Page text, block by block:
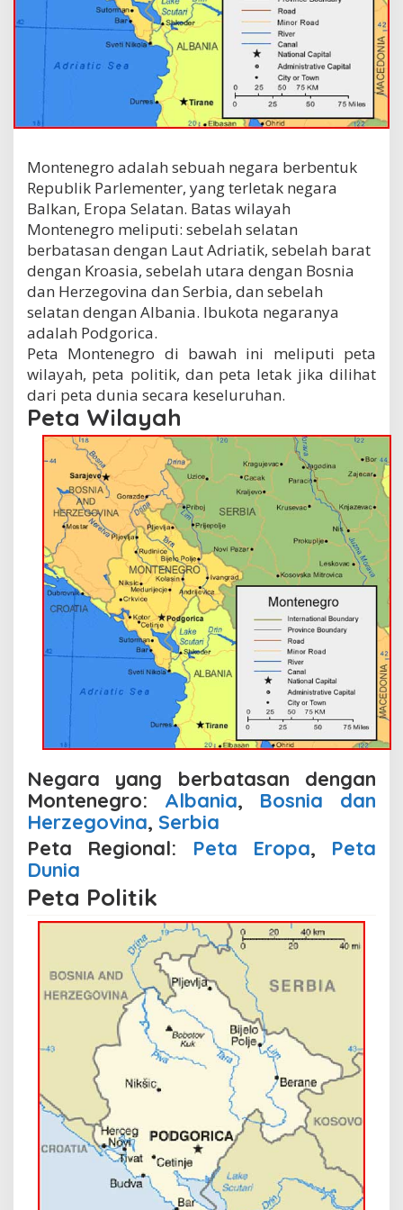
Montenegro adalah sebuah negara berbentuk
Republik Parlementer, yang terletak negara
Balkan, Eropa Selatan. Batas wilayah
Montenegro meliputi: sebelah selatan
berbatasan dengan Laut Adriatik, sebelah barat
dengan Kroasia, sebelah utara dengan Bosnia
dan Herzegovina dan Serbia, dan sebelah
selatan dengan Albania. Ibukota negaranya
adalah Podgorica.
Peta Montenegro di bawah ini meliputi peta
wilayah, peta politik, dan peta letak jika dilihat
dari peta dunia secara keseluruhan.
Peta Wilayah
Negara yang berbatasan dengan
Montenegro: Albania, Bosnia dan
Herzegovina, Serbia
Peta Regional: Peta Eropa, Peta
Dunia
Peta Politik